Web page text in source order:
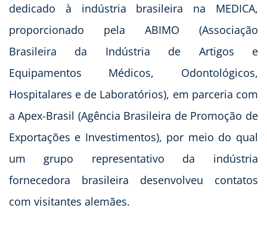
dedicado à indústria brasileira na MEDICA,
proporcionado pela ABIMO (Associação
Brasileira da Indústria de Artigos e
Equipamentos Médicos, Odontológicos,
Hospitalares e de Laboratórios), em parceria com
a Apex-Brasil (Agência Brasileira de Promoção de
Exportações e Investimentos), por meio do qual
um grupo representativo da indústria
fornecedora brasileira desenvolveu contatos
com visitantes alemães.